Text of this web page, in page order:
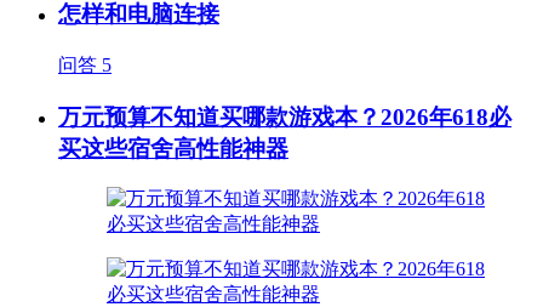
怎样和电脑连接
问答 5
万元预算不知道买哪款游戏本？2026年618必
买这些宿舍高性能神器